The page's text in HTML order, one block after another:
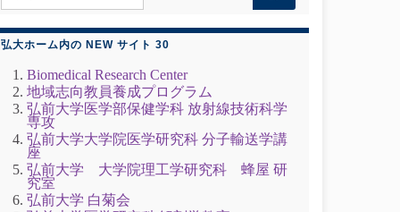
弘大ホーム内の NEW サイト 30
Biomedical Research Center
地域志向教員養成プログラム
弘前大学医学部保健学科 放射線技術科学
専攻
弘前大学大学院医学研究科 分子輸送学講
座
弘前大学 大学院理工学研究科 蜂屋 研
究室
弘前大学 白菊会